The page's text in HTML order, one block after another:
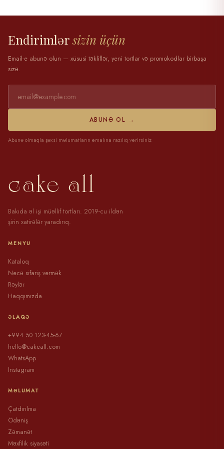
Endirimlərsizin üçün
Email-e abunə olun — xüsusi təkliflər, yeni tortlar və promokodlar birbaşa
sizə.
ABUNƏ OL →
Abunə olmaqla şəxsi məlumatların emalına razılıq verirsiniz
cake all
Bakıda əl işi müəllif tortları. 2019-cu ildən
şirin xatirələr yaradırıq.
MENYU
Kataloq
Necə sifariş vermək
Rəylər
Haqqımızda
ƏLAQƏ
+994 50 123-45-67
hello@cakeall.com
WhatsApp
Instagram
MƏLUMAT
Çatdırılma
Ödəniş
Zəmanət
Məxfilik siyasəti